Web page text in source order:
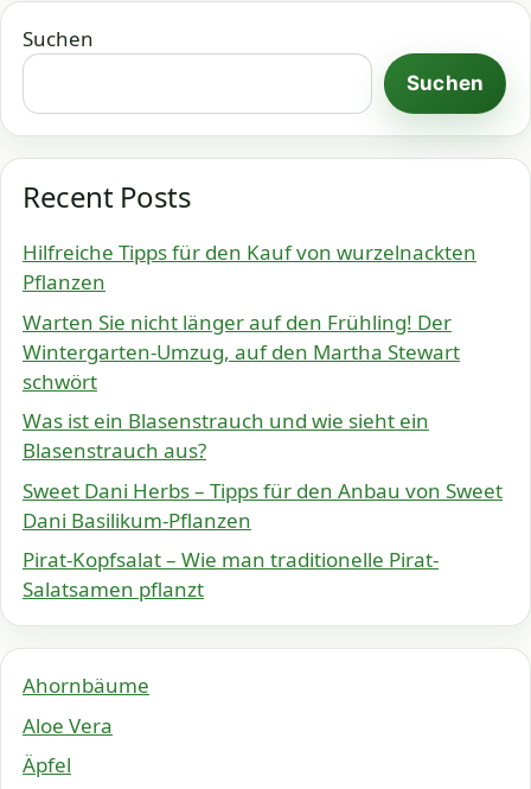
Suchen
Suchen
Recent Posts
Hilfreiche Tipps für den Kauf von wurzelnackten
Pflanzen
Warten Sie nicht länger auf den Frühling! Der
Wintergarten-Umzug, auf den Martha Stewart
schwört
Was ist ein Blasenstrauch und wie sieht ein
Blasenstrauch aus?
Sweet Dani Herbs – Tipps für den Anbau von Sweet
Dani Basilikum-Pflanzen
Pirat-Kopfsalat – Wie man traditionelle Pirat-
Salatsamen pflanzt
Ahornbäume
Aloe Vera
Äpfel